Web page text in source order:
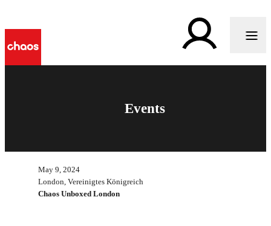
Events
May 9, 2024
London, Vereinigtes Königreich
Chaos Unboxed London